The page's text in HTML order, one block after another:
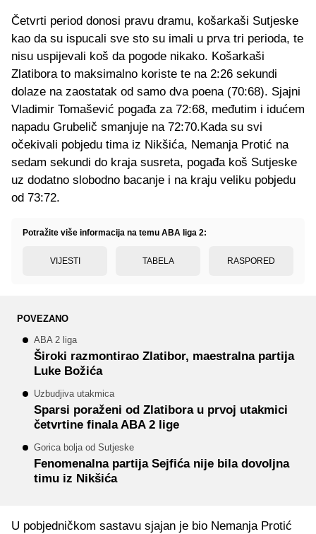
Četvrti period donosi pravu dramu, košarkaši Sutjeske
kao da su ispucali sve sto su imali u prva tri perioda, te
nisu uspijevali koš da pogode nikako. Košarkaši
Zlatibora to maksimalno koriste te na 2:26 sekundi
dolaze na zaostatak od samo dva poena (70:68). Sjajni
Vladimir Tomašević pogađa za 72:68, međutim i idućem
napadu Grubelič smanjuje na 72:70.Kada su svi
očekivali pobjedu tima iz Nikšića, Nemanja Protić na
sedam sekundi do kraja susreta, pogađa koš Sutjeske
uz dodatno slobodno bacanje i na kraju veliku pobjedu
od 73:72.
Potražite više informacija na temu ABA liga 2:
VIJESTI TABELA RASPORED
POVEZANO
ABA 2 liga
Široki razmontirao Zlatibor, maestralna partija
Luke Božića
Uzbudjiva utakmica
Sparsi poraženi od Zlatibora u prvoj utakmici
četvrtine finala ABA 2 lige
Gorica bolja od Sutjeske
Fenomenalna partija Sejfića nije bila dovoljna
timu iz Nikšića
U pobjedničkom sastavu sjajan je bio Nemanja Protić